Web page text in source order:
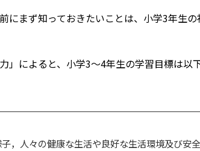
にまず知っておきたいことは、小学3年生の
」によると、小学3～4年生の学習目標は以
，人々の健康な生活や良好な生活環境及び安